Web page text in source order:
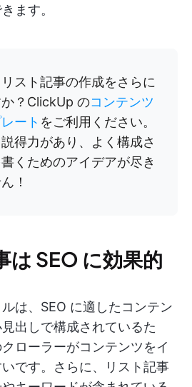
ます。
リスト記事の作成をさらに
？ClickUp のコンテンツ
ート をご利用ください。
得力があり、よく構成さ
くためのアイデアが尽き
！
は SEO に効果的
は、SEO に適したコンテン
出しで構成されているた
ローラーがコンテンツをイ
です。さらに、リスト記事